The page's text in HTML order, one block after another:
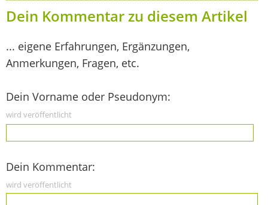
Dein Kommentar zu diesem Artikel
... eigene Erfahrungen, Ergänzungen,
Anmerkungen, Fragen, etc.
Dein Vorname oder Pseudonym:
wird veröffentlicht
Dein Kommentar:
wird veröffentlicht